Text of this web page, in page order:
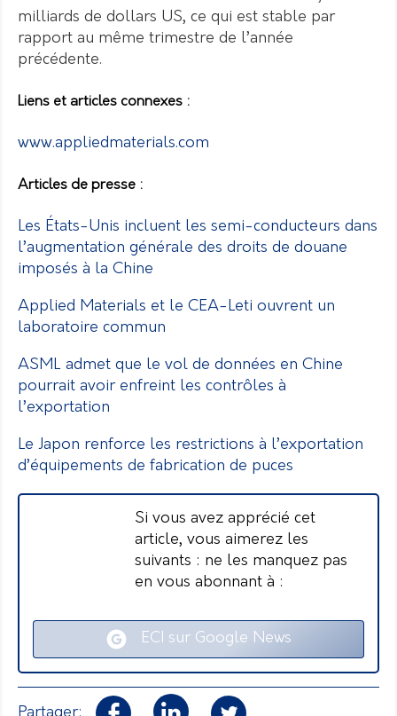
milliards de dollars US, ce qui est stable par
rapport au même trimestre de l’année
précédente.
Liens et articles connexes :
www.appliedmaterials.com
Articles de presse :
Les États-Unis incluent les semi-conducteurs dans
l’augmentation générale des droits de douane
imposés à la Chine
Applied Materials et le CEA-Leti ouvrent un
laboratoire commun
ASML admet que le vol de données en Chine
pourrait avoir enfreint les contrôles à
l’exportation
Le Japon renforce les restrictions à l’exportation
d’équipements de fabrication de puces
Si vous avez apprécié cet
article, vous aimerez les
suivants : ne les manquez pas
en vous abonnant à :
ECI sur Google News
Partager: